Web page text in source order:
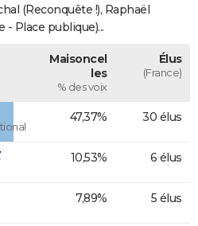
(Reconquête !), Raphaël
Place publique)...
Maisoncel
les
% des voix
Élus
(France)
47,37% 30 élus
10,53% 6 élus
7,89% 5 élus